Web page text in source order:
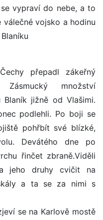
vypraví do nebe, a to
vojsko a hodinu
přepadl zákeřný
množství
jižně od Vlašimi.
podlehli. Po boji se
pohřbít své blízké,
Devátého dne po
řinčet zbraně.Viděli
jeho druhy cvičit na
a ta se za nimi s
se na Karlově mostě